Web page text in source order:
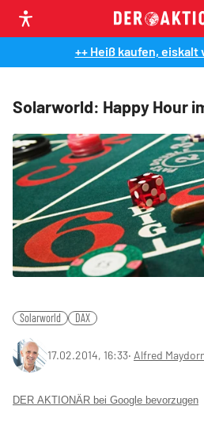
++ Heiß kaufen, eiskalt
Solarworld: Happy Hour
Solarworld DAX
17.02.2014, 16:33‧ Alfred
DER AKTIONÄR bei Google bevorzugen